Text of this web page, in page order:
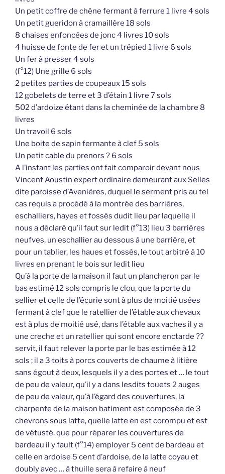
Un petit coffre de chêne fermant à ferrure 1 livre 4 sols
Un petit gueridon à cramaillère 18 sols
8 chaises enfoncées de jonc 4 livres 10 sols
4 huisse de fonte de fer et un trépied 1 livre 6 sols
Un fer à presser 4 sols
(f°12) Une grille 6 sols
2 petites parties de coupeaux 15 sols
12 gobelets de terre et 3 d’étain 1 livre 7 sols
502 d’ardoize étant dans la cheminée de la chambre 8
livres
Un travoil 6 sols
Une boite de sapin fermante à clef 5 sols
Un petit cable du prenors ? 6 sols
A l’instant les parties ont fait comparoir devant nous
Vincent Aoustin expert ordinaire demeurant aux Selles
dite paroisse d’Avenières, duquel le serment pris au tel
cas requis a procédé à la montrée des barrières,
eschalliers, hayes et fossés dudit lieu par laquelle il
nous a déclaré qu’il faut sur ledit (f°13) lieu 3 barrières
neufves, un eschallier au dessous à une barrière, et
pour un tablier, les haues et fossés, le tout arbitré à 10
livres en prenant le bois sur ledit lieu
Qu’à la porte de la maison il faut un plancheron par le
bas estimé 12 sols compris le clou, que la porte du
sellier et celle de l’écurie sont à plus de moitié usées
fermant à clef que le ratellier de l’étable aux chevaux
est à plus de moitié usé, dans l’étable aux vaches il y a
une creche et un ratellier qui sont encore enctarde ??
servit, il faut relever la porte par le bas estimée à 12
sols ; il a 3 toits à porcs couverts de chaume à litière
sans égout à deux, lesquels il y a des portes et … le tout
de peu de valeur, qu’il y a dans lesdits touets 2 auges
de peu de valeur, qu’à l’égard des couvertures, la
charpente de la maison batiment est composée de 3
chevrons sous latte, quelle latte en est corompu et est
de vétusté, que pour réparer les couvertures de
bardeau il y fault (f°14) employer 5 cent de bardeau et
celle en ardoise 5 cent d’ardoise, de la latte coyau et
doubly avec … à thuille sera à refaire à neuf